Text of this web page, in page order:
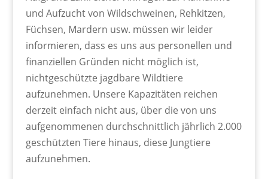
und Aufzucht von Wildschweinen, Rehkitzen,
Füchsen, Mardern usw. müssen wir leider
informieren, dass es uns aus personellen und
finanziellen Gründen nicht möglich ist,
nichtgeschützte jagdbare Wildtiere
aufzunehmen. Unsere Kapazitäten reichen
derzeit einfach nicht aus, über die von uns
aufgenommenen durchschnittlich jährlich 2.000
geschützten Tiere hinaus, diese Jungtiere
aufzunehmen.